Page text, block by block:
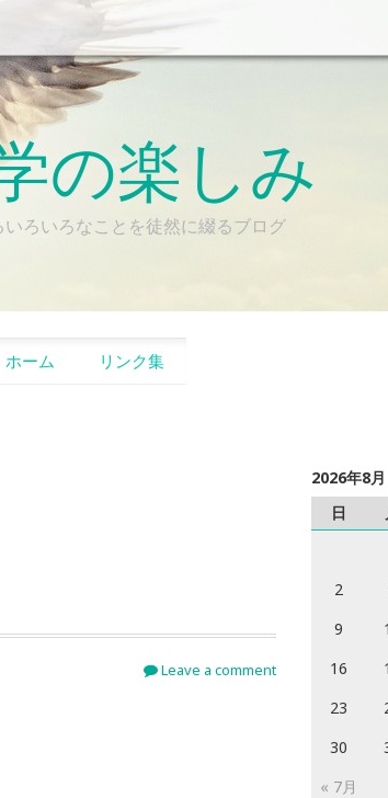
の楽しみ
いろいろなことを徒然に綴るブログ
SKIP TO CONTENT
ホーム リンク集
Leave a comment
2026年8月
日
« 7月
2
9
16
23
30